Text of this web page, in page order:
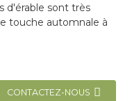
d'érable sont très
touche automnale à
CONTACTEZ-NOUS